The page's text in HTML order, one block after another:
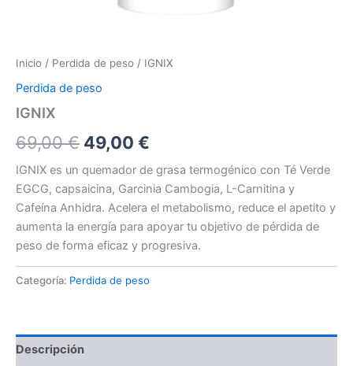
Inicio / Perdida de peso / IGNIX
Perdida de peso
IGNIX
69,00€ El
precio
original
era:
69,00 €.
49,00 €
precio
actual
es:
49,00 €.
IGNIX es un quemador de grasa termogénico con Té Verde
EGCG, capsaicina, Garcinia Cambogia, L-Carnitina y
Cafeína Anhidra. Acelera el metabolismo, reduce el apetito y
aumenta la energía para apoyar tu objetivo de pérdida de
peso de forma eficaz y progresiva.
Categoría: Perdida de peso
Descripción